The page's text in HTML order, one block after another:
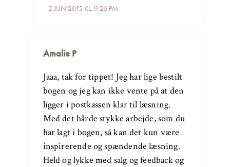
2 JUN 2015 KL. 9:26 PM
Amalie P
Jaaa, tak for tippet! Jeg har lige bestilt
bogen og jeg kan ikke vente på at den
ligger i postkassen klar til læsning.
Med det hårde stykke arbejde, som du
har lagt i bogen, så kan det kun være
inspirerende og spændende læsning.
Held og lykke med salg og feedback og